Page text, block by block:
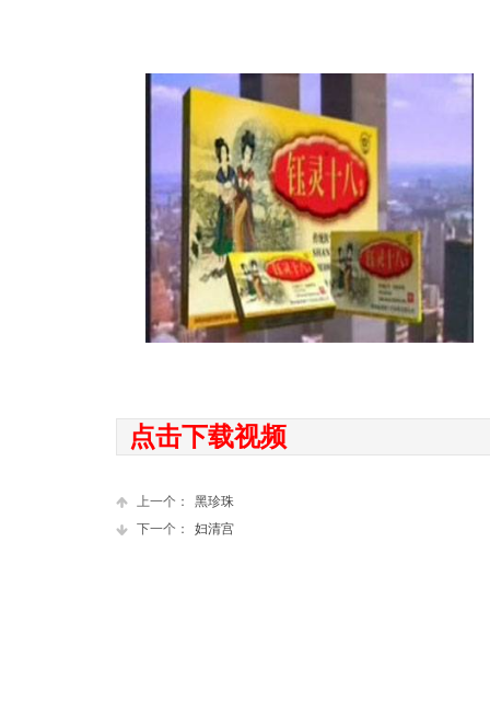
点击下载视频
上一个：
黑珍珠
下一个：
妇清宫